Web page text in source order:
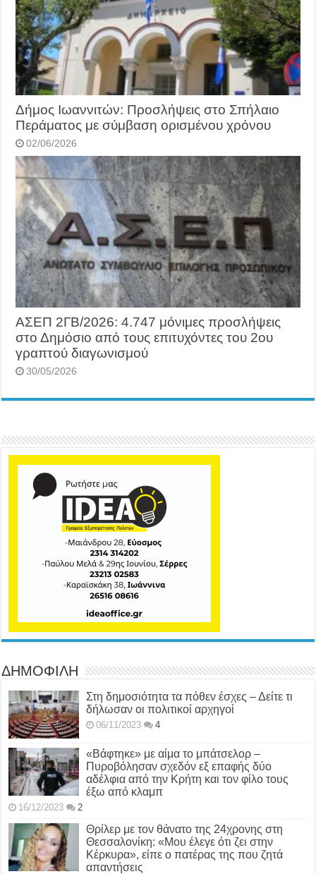
Δήμος Ιωαννιτών: Προσλήψεις στο Σπήλαιο
Περάματος με σύμβαση ορισμένου χρόνου
02/06/2026
ΑΣΕΠ 2ΓΒ/2026: 4.747 μόνιμες προσλήψεις
στο Δημόσιο από τους επιτυχόντες του 2ου
γραπτού διαγωνισμού
30/05/2026
ΔΗΜΟΦΙΛΗ
Στη δημοσιότητα τα πόθεν έσχες – Δείτε τι
δήλωσαν οι πολιτικοί αρχηγοί
06/11/2023 4
«Βάφτηκε» με αίμα το μπάτσελορ –
Πυροβόλησαν σχεδόν εξ επαφής δύο
αδέλφια από την Κρήτη και τον φίλο τους
έξω από κλαμπ
16/12/2023 2
Θρίλερ με τον θάνατο της 24χρονης στη
Θεσσαλονίκη: «Μου έλεγε ότι ζει στην
Κέρκυρα», είπε ο πατέρας της που ζητά
απαντήσεις